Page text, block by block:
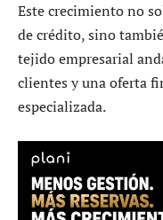
Este crecimiento no
de crédito, sino
tejido empresarial
clientes y una oferta
especializada.